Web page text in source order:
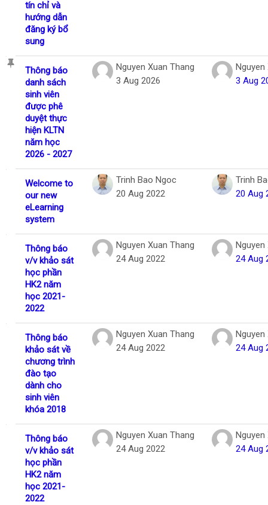
tín chỉ và
hướng dẫn
đăng ký bổ
sung
Thông báo
danh sách
sinh viên
được phê
duyệt thực
hiện KLTN
năm học
2026 - 2027
Nguyen Xuan Thang
3 Aug 2026
Nguyen
3 Aug
Welcome to
our new
eLearning
system
Trinh Bao Ngoc
20 Aug 2022
Trinh
20 Aug
Thông báo
v/v khảo sát
học phần
HK2 năm
học 2021-
2022
Nguyen Xuan Thang
24 Aug 2022
Nguyen
24 Aug
Thông báo
khảo sát về
chương trình
đào tạo
dành cho
sinh viên
khóa 2018
Nguyen Xuan Thang
24 Aug 2022
Nguyen
24 Aug
Thông báo
v/v khảo sát
học phần
HK2 năm
học 2021-
2022
Nguyen Xuan Thang
24 Aug 2022
Nguyen
24 Aug